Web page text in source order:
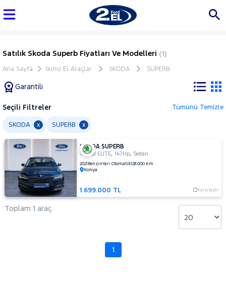
Satılık Skoda Superb Fiyatları Ve Modelleri (1)
Ana Sayfa İkinci El Araçlar SKODA SUPERB
Garantili
Tüm
Araçlar
AUDI
BMC
BMW
Seçili Filtreler Tümünü Temizle
SKODA x SUPERB x
SKODA SUPERB
1.5 TSI ELITE,147Hp, Sedan
2021 BenzinYarı Otomatik128.000 Km
Konya
1.699.000 TL Karşılaştır
Toplam 1 araç.
1